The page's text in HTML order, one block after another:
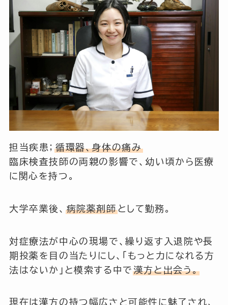
担当疾患； 循環器、身体の痛み
臨床検査技師の両親の影響で、幼い頃から医療
に関心を持つ。
大学卒業後、 病院薬剤師として勤務。
対症療法が中心の現場で、繰り返す入退院や長
期投薬を目の当たりにし、「もっと力になれる方
法はないか」と模索する中で 漢方と出会う。
現在は漢方の持つ幅広さと可能性に魅了され、